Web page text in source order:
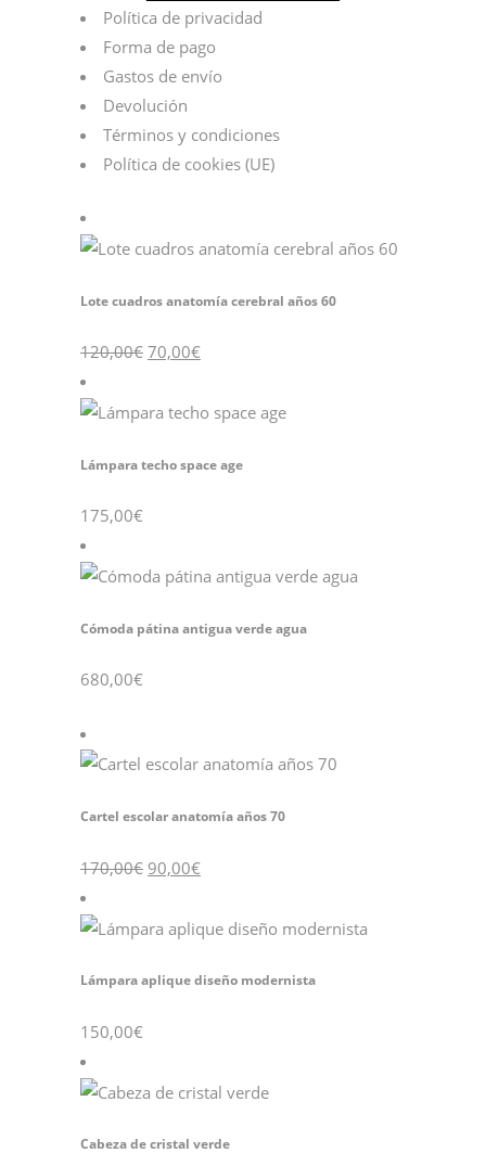
Política de privacidad
Forma de pago
Gastos de envío
Devolución
Términos y condiciones
Política de cookies (UE)
Lote cuadros anatomía cerebral años 60
120,00€ 70,00€
Lámpara techo space age
175,00€
Cómoda pátina antigua verde agua
680,00€
Cartel escolar anatomía años 70
170,00€ 90,00€
Lámpara aplique diseño modernista
150,00€
Cabeza de cristal verde